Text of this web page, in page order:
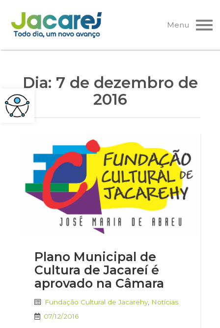
Pular
para
o
Menu
Dia: 7 de dezembro de
2016
Plano Municipal de
Cultura de Jacareí é
aprovado na Câmara
Fundação Cultural de Jacarehy Notícias
07/12/2016